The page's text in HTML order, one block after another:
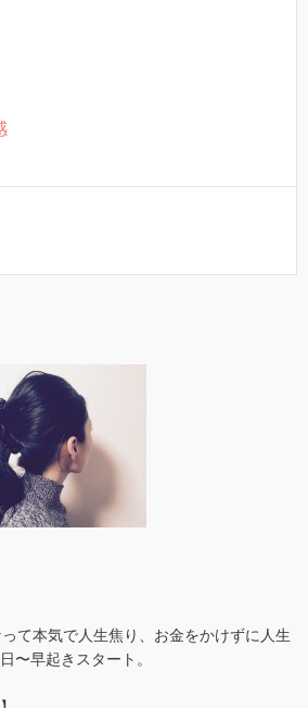
て本気で人生焦り、お金をかけずに人生
〜早起きスタート。